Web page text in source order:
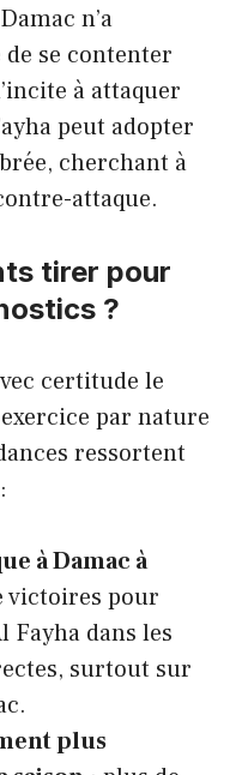
n’a
se contenter
à attaquer
peut adopter
cherchant à
attaque.
tirer pour
?
certitude le
par nature
ressortent
à Damac à
victoires pour
Fayha dans les
surtout sur
plus